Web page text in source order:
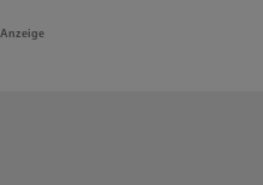
Anzeige